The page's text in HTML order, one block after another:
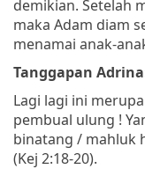
demikian. Setelah
maka Adam diam
menamai anak-
Tanggapan
Lagi lagi ini
pembual ulung !
binatang / mahluk
(Kej 2:18-20).